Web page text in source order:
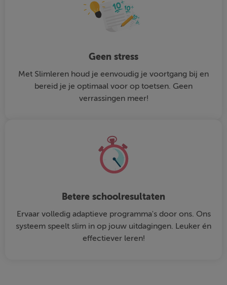
Geen stress
Met Slimleren houd je eenvoudig je voortgang bij en
bereid je je optimaal voor op toetsen. Geen
verrassingen meer!
Betere schoolresultaten
Ervaar volledig adaptieve programma's door ons. Ons
systeem speelt slim in op jouw uitdagingen. Leuker én
effectiever leren!